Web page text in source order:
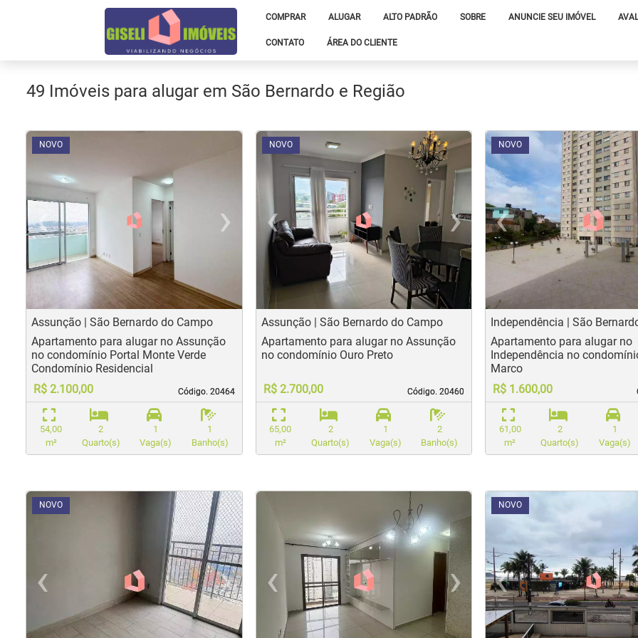
COMPRAR ALUGAR ALTO PADRÃO SOBRE ANUNCIE SEU IMÓVEL
CONTATO ÁREA DO CLIENTE
49 Imóveis para alugar em São Bernardo e Região
NOVO
<<<<
‹
Previous
›
Next
Assunção | São Bernardo do Campo
Código. 20464
Código. 20464
Apartamento para alugar no Assunção
no condomínio Portal Monte Verde
Condomínio Residencial
R$ 2.100,00
54,00
m²
2
Quarto(s)
1
Vaga(s)
1
Banho(s)
NOVO
< <<<
‹
Previous
›
Next
Assunção | São Bernardo do Campo
Código. 20460
Código. 20460
Apartamento para alugar no Assunção
no condomínio Ouro Preto
R$ 2.700,00
65,00
m²
2
Quarto(s)
1
Vaga(s)
2
Banho(s)
NOVO
<<<<
‹
Independência | São
Apartamento para alugar no
Independência no
Marco
R$ 1.600,00
61,00
m²
2
Quarto(s)
1
Vaga(s)
NOVO
<<<<
‹
Previous
›
Next
<
‹
Previous
›
Next
NOVO
<<<
‹